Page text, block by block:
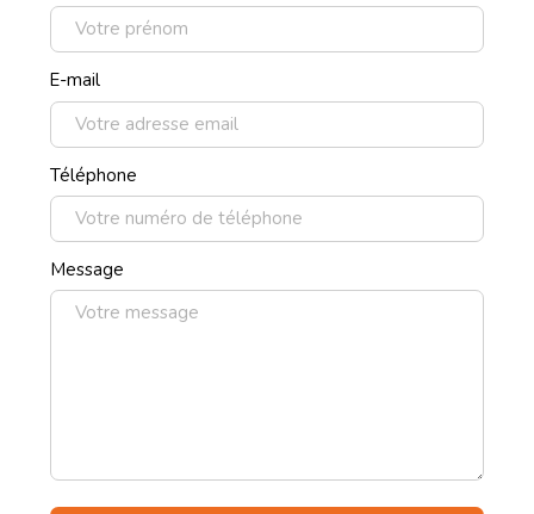
E-mail
Téléphone
Message